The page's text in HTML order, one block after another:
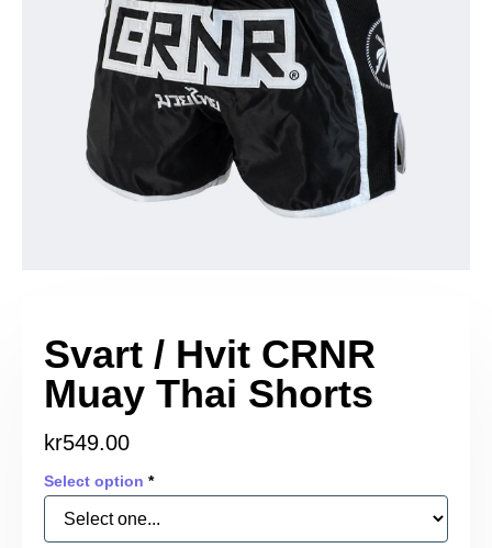
Svart / Hvit CRNR
Muay Thai Shorts
kr549.00
Select option *